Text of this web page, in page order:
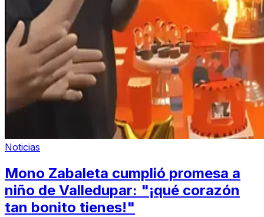
Noticias
Mono Zabaleta cumplió promesa a
niño de Valledupar: "¡qué corazón
tan bonito tienes!"